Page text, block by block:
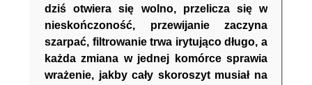
dziś otwiera się wolno, przelicza się w
nieskończoność, przewijanie zaczyna
szarpać, filtrowanie trwa irytująco długo, a
każda zmiana w jednej komórce sprawia
wrażenie, jakby cały skoroszyt musiał na